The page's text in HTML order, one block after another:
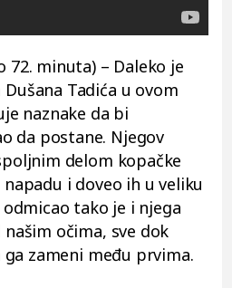
72. minuta) – Daleko je
Tadića u ovom
naznake da bi
da postane. Njegov
delom kopačke
i doveo ih u veliku
tako je i njega
očima, sve dok
zameni među prvima.